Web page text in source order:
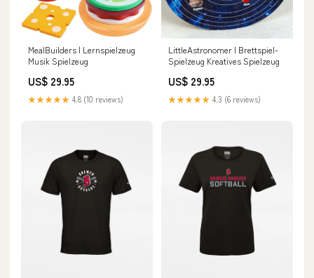
MealBuilders | Lernspielzeug
Musik Spielzeug
US$ 29.95
★★★★★ 4.8 (10 reviews)
LittleAstronomer | Brettspiel-
Spielzeug Kreatives Spielzeug
US$ 29.95
★★★★★ 4.3 (6 reviews)